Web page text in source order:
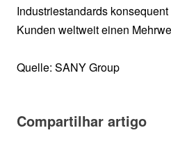
Industriestandards
Kunden weltweit einen
Quelle: SANY Group
Compartilhar artigo